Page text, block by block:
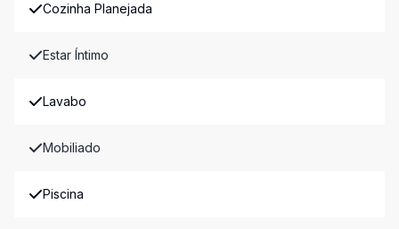
Cozinha Planejada
Estar Íntimo
Lavabo
Mobiliado
Piscina